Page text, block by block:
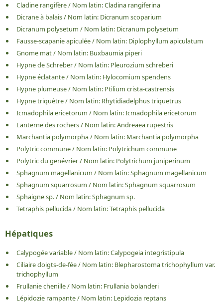
Cladine rangifère/ Nom latin:Cladina rangiferina
Dicrane à balais/ Nom latin: Dicranum scoparium
Dicranum polysetum / Nom latin: Dicranum polysetum
Fausse-scapanie apiculée/ Nom latin: Diplophyllum apiculatum
Gnome mat/ Nom latin: Buxbaumia piperi
Hypne de Schreber/ Nom latin: Pleurozium schreberi
Hypne éclatante/ Nom latin: Hylocomium spendens
Hypne plumeuse/ Nom latin: Ptilium crista-castrensis
Hypne triquètre/ Nom latin: Rhytidiadelphus triquetrus
Icmadophila ericetorum / Nom latin:Icmadophila ericetorum
Lanterne des rochers/ Nom latin:Andreaea rupestris
Marchantia polymorpha/ Nom latin: Marchantia polymorpha
Polytric commune/ Nom latin: Polytrichum commune
Polytric du genévrier/ Nom latin: Polytrichum juniperinum
Sphagnum magellanicum / Nom latin:Sphagnum magellanicum
Sphagnum squarrosum / Nom latin:Sphagnum squarrosum
Sphaigne sp./ Nom latin:Sphagnum sp.
Tetraphis pellucida/ Nom latin:Tetraphis pellucida
Hépatiques
Calypogée variable/ Nom latin:Calypogeia integristipula
Ciliaire doigts-de-fée/ Nom latin: Blepharostoma trichophyllum var.
trichophyllum
Frullanie chenille/ Nom latin: Frullania bolanderi
Lépidozie rampante/ Nom latin: Lepidozia reptans